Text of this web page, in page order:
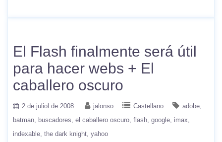
El Flash finalmente será útil
para hacer webs + El
caballero oscuro
2 de juliol de 2008 jalonso Castellano
adobe
batman
buscadores el caballero oscuro flash google imax
indexable the dark knight yahoo